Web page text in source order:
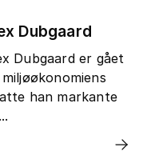
Dubgaard
Dubgaard er gået
han markante